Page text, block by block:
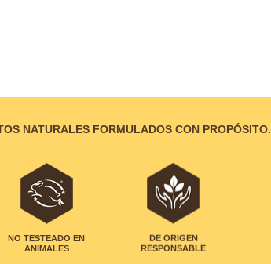
NATURALES FORMULADOS CON PROPÓSITO.
NO TESTEADO EN
ANIMALES
DE ORIGEN
RESPONSABLE